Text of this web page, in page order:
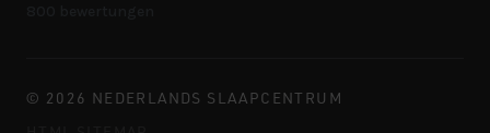
© 2026 NEDERLANDS SLAAPCENTRUM